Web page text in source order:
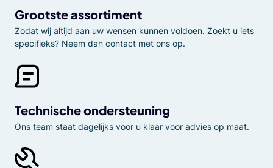
Grootste assortiment
Zodat wij altijd aan uw wensen kunnen voldoen. Zoekt u iets
specifieks? Neem dan contact met ons op.
Technische ondersteuning
Ons team staat dagelijks voor u klaar voor advies op maat.